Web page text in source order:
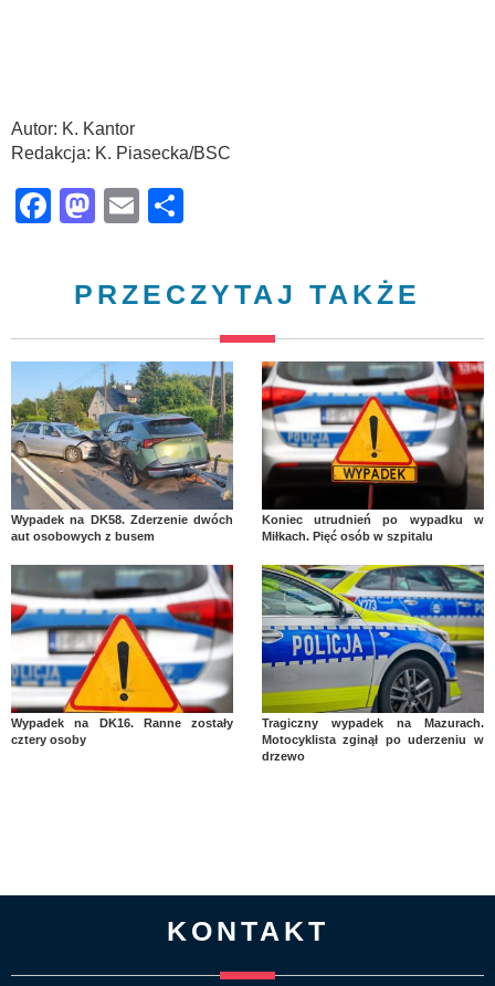
Autor: K. Kantor
Redakcja: K. Piasecka/BSC
Facebook
Mastodon
Email
PRZECZYTAJ TAKŻE
Wypadek na DK58. Zderzenie dwóch
aut osobowych z busem
Koniec utrudnień po wypadku w
Miłkach. Pięć osób w szpitalu
Wypadek na DK16. Ranne zostały
cztery osoby
Tragiczny wypadek na Mazurach.
Motocyklista zginął po uderzeniu w
drzewo
KONTAKT